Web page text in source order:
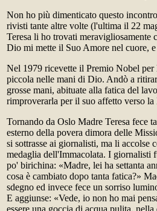
Non ho più dimenticato questo
rivisti tante altre volte (l'ultima il 22
Teresa li ho trovati meravigliosamente
Dio mi mette il Suo Amore nel cuore,
Nel 1979 ricevette il Premio Nobel per
piccola nelle mani di Dio. Andò a
grosse mani, abituate alla fatica del
rimproverarla per il suo affetto verso
Tornando da Oslo Madre Teresa fece
esterno della povera dimora delle
si sottrasse ai giornalisti, ma li accolse
medaglia dell'Immacolata. I giornalisti
po' birichina: «Madre, lei ha settanta
cosa è cambiato dopo tanta fatica?»
sdegno ed invece fece un sorriso
E aggiunse: «Vede, io non ho mai
essere una goccia di acqua pulita,